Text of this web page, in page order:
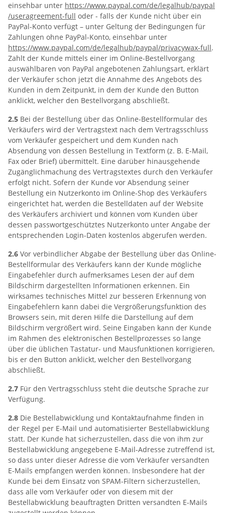
einsehbar unter https://www.paypal.com/de/legalhub/paypal
/useragreement-full oder - falls der Kunde nicht über ein
PayPal-Konto verfügt – unter Geltung der Bedingungen für
Zahlungen ohne PayPal-Konto, einsehbar unter
https://www.paypal.com/de/legalhub/paypal/privacywax-full.
Zahlt der Kunde mittels einer im Online-Bestellvorgang
auswählbaren von PayPal angebotenen Zahlungsart, erklärt
der Verkäufer schon jetzt die Annahme des Angebots des
Kunden in dem Zeitpunkt, in dem der Kunde den Button
anklickt, welcher den Bestellvorgang abschließt.
2.5 Bei der Bestellung über das Online-Bestellformular des
Verkäufers wird der Vertragstext nach dem Vertragsschluss
vom Verkäufer gespeichert und dem Kunden nach
Absendung von dessen Bestellung in Textform (z. B. E-Mail,
Fax oder Brief) übermittelt. Eine darüber hinausgehende
Zugänglichmachung des Vertragstextes durch den Verkäufer
erfolgt nicht. Sofern der Kunde vor Absendung seiner
Bestellung ein Nutzerkonto im Online-Shop des Verkäufers
eingerichtet hat, werden die Bestelldaten auf der Website
des Verkäufers archiviert und können vom Kunden über
dessen passwortgeschütztes Nutzerkonto unter Angabe der
entsprechenden Login-Daten kostenlos abgerufen werden.
2.6 Vor verbindlicher Abgabe der Bestellung über das Online-
Bestellformular des Verkäufers kann der Kunde mögliche
Eingabefehler durch aufmerksames Lesen der auf dem
Bildschirm dargestellten Informationen erkennen. Ein
wirksames technisches Mittel zur besseren Erkennung von
Eingabefehlern kann dabei die Vergrößerungsfunktion des
Browsers sein, mit deren Hilfe die Darstellung auf dem
Bildschirm vergrößert wird. Seine Eingaben kann der Kunde
im Rahmen des elektronischen Bestellprozesses so lange
über die üblichen Tastatur- und Mausfunktionen korrigieren,
bis er den Button anklickt, welcher den Bestellvorgang
abschließt.
2.7 Für den Vertragsschluss steht die deutsche Sprache zur
Verfügung.
2.8 Die Bestellabwicklung und Kontaktaufnahme finden in
der Regel per E-Mail und automatisierter Bestellabwicklung
statt. Der Kunde hat sicherzustellen, dass die von ihm zur
Bestellabwicklung angegebene E-Mail-Adresse zutreffend ist,
so dass unter dieser Adresse die vom Verkäufer versandten
E-Mails empfangen werden können. Insbesondere hat der
Kunde bei dem Einsatz von SPAM-Filtern sicherzustellen,
dass alle vom Verkäufer oder von diesem mit der
Bestellabwicklung beauftragten Dritten versandten E-Mails